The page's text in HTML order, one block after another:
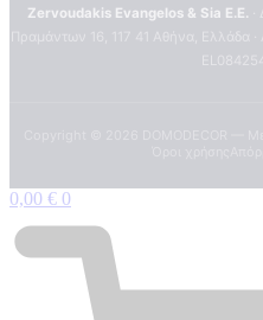
Zervoudakis Evangelos & Sia E.E.
0,00 € 0